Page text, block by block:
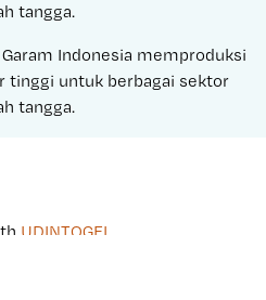
tangga.
Garam Indonesia memproduksi
tinggi untuk berbagai sektor
tangga.
UDINTOGEL